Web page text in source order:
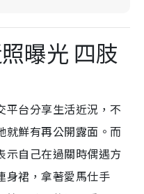
曝光 四肢
平台分享生活近況，不
就鮮有再公開露面。而
示自己在過關時偶遇方
身裙，拿著愛馬仕手